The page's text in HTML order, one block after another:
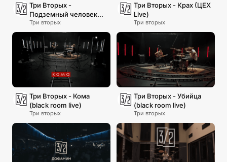
Три Вторых -
Подземный человек
(ЦЕХ Live)
Три вторых
Три Вторых - Крах (ЦЕХ
Live)
Три вторых
Три Вторых - Кома
(black room live)
Три вторых
Три Вторых - Убийца
(black room live)
Три вторых